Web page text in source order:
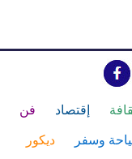
إقتصاد فن
وسفر ديكور